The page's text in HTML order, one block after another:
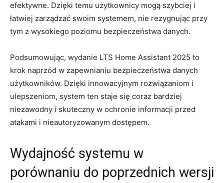
efektywne. Dzięki⁢ temu użytkownicy mogą szybciej i
łatwiej zarządzać ​swoim systemem, nie rezygnując przy‌
tym z wysokiego poziomu bezpieczeństwa danych.
Podsumowując, wydanie LTS Home Assistant 2025 ⁣to
krok naprzód w zapewnianiu bezpieczeństwa danych
użytkowników. Dzięki innowacyjnym rozwiązaniom i
ulepszeniom, system ‌ten staje się coraz‍ bardziej
niezawodny i skuteczny w ochronie informacji ⁤przed
atakami i nieautoryzowanym dostępem.
Wydajność systemu w
porównaniu ‌do poprzednich ‍wersji